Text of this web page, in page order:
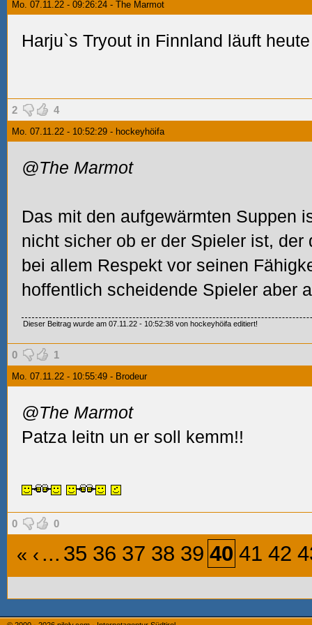
Mo. 07.11.22 - 09:26:24 - The Marmot
Harju`s Tryout in Finnland läuft
2 4
Mo. 07.11.22 - 10:52:29 - hockeyhöifa
@The Marmot
Das mit den aufgewärmten Suppen
nicht sicher ob er der Spieler ist,
bei allem Respekt vor seinen
hoffentlich scheidende Spieler aber
Dieser Beitrag wurde am 07.11.22 - 10:52:38 von hockeyhöifa editiert!
0 1
Mo. 07.11.22 - 10:55:49 - Brodeur
@The Marmot
Patza leitn un er soll kemm!!
0 0
« ‹ ... 35 36 37 38 39 40 41 42